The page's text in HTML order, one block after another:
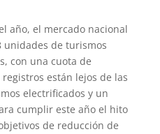
año, el mercado nacional
unidades de turismos
con una cuota de
están lejos de las
electrificados y un
cumplir este año el hito
de reducción de